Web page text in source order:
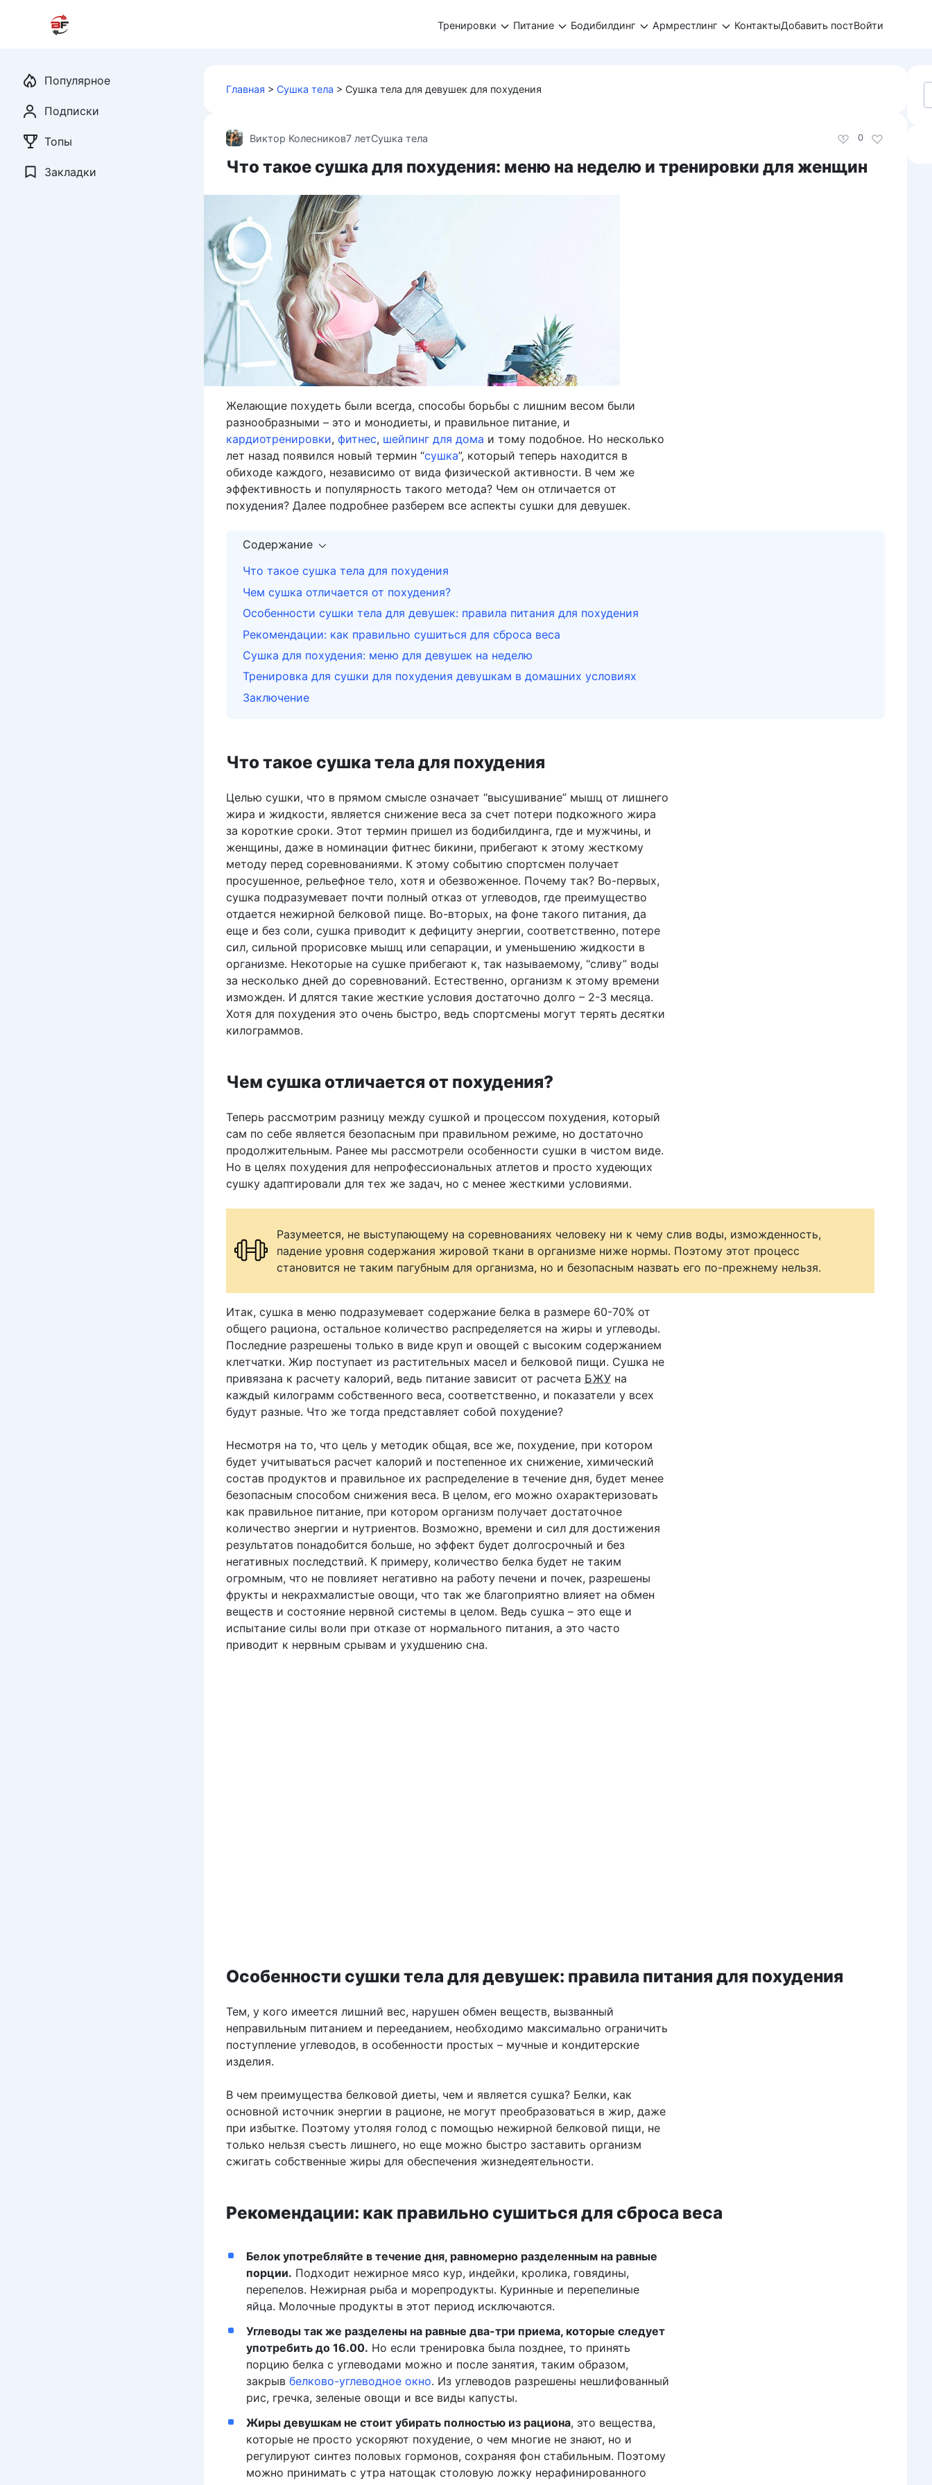
Тренировки Питание Бодибилдинг Армрестлинг КонтактыДобавить постВойти
Главная > Сушка тела > Сушка тела для девушек для похудения
0
Виктор Колесников7 летСушка тела
Что такое сушка для похудения: меню на неделю и тренировки для женщин
Желающие похудеть были всегда, способы борьбы с лишним весом были
разнообразными – это и монодиеты, и правильное питание, и
кардиотренировки, фитнес, шейпинг для дома и тому подобное. Но несколько
лет назад появился новый термин “сушка”, который теперь находится в
обиходе каждого, независимо от вида физической активности. В чем же
эффективность и популярность такого метода? Чем он отличается от
похудения? Далее подробнее разберем все аспекты сушки для девушек.
Содержание
Что такое сушка тела для похудения
Чем сушка отличается от похудения?
Особенности сушки тела для девушек: правила питания для похудения
Рекомендации: как правильно сушиться для сброса веса
Сушка для похудения: меню для девушек на неделю
Тренировка для сушки для похудения девушкам в домашних условиях
Заключение
Что такое сушка тела для похудения
Целью сушки, что в прямом смысле означает “высушивание” мышц от лишнего
жира и жидкости, является снижение веса за счет потери подкожного жира
за короткие сроки. Этот термин пришел из бодибилдинга, где и мужчины, и
женщины, даже в номинации фитнес бикини, прибегают к этому жесткому
методу перед соревнованиями. К этому событию спортсмен получает
просушенное, рельефное тело, хотя и обезвоженное. Почему так? Во-первых,
сушка подразумевает почти полный отказ от углеводов, где преимущество
отдается нежирной белковой пище. Во-вторых, на фоне такого питания, да
еще и без соли, сушка приводит к дефициту энергии, соответственно, потере
сил, сильной прорисовке мышц или сепарации, и уменьшению жидкости в
организме. Некоторые на сушке прибегают к, так называемому, “сливу” воды
за несколько дней до соревнований. Естественно, организм к этому времени
изможден. И длятся такие жесткие условия достаточно долго – 2-3 месяца.
Хотя для похудения это очень быстро, ведь спортсмены могут терять десятки
килограммов.
Чем сушка отличается от похудения?
Теперь рассмотрим разницу между сушкой и процессом похудения, который
сам по себе является безопасным при правильном режиме, но достаточно
продолжительным. Ранее мы рассмотрели особенности сушки в чистом виде.
Но в целях похудения для непрофессиональных атлетов и просто худеющих
сушку адаптировали для тех же задач, но с менее жесткими условиями.
Разумеется, не выступающему на соревнованиях человеку ни к чему слив воды, изможденность,
падение уровня содержания жировой ткани в организме ниже нормы. Поэтому этот процесс
становится не таким пагубным для организма, но и безопасным назвать его по-прежнему нельзя.
Итак, сушка в меню подразумевает содержание белка в размере 60-70% от
общего рациона, остальное количество распределяется на жиры и углеводы.
Последние разрешены только в виде круп и овощей с высоким содержанием
клетчатки. Жир поступает из растительных масел и белковой пищи. Сушка не
привязана к расчету калорий, ведь питание зависит от расчета БЖУна
каждый килограмм собственного веса, соответственно, и показатели у всех
будут разные. Что же тогда представляет собой похудение?
Несмотря на то, что цель у методик общая, все же, похудение, при котором
будет учитываться расчет калорий и постепенное их снижение, химический
состав продуктов и правильное их распределение в течение дня, будет менее
безопасным способом снижения веса. В целом, его можно охарактеризовать
как правильное питание, при котором организм получает достаточное
количество энергии и нутриентов. Возможно, времени и сил для достижения
результатов понадобится больше, но эффект будет долгосрочный и без
негативных последствий. К примеру, количество белка будет не таким
огромным, что не повлияет негативно на работу печени и почек, разрешены
фрукты и некрахмалистые овощи, что так же благоприятно влияет на обмен
веществ и состояние нервной системы в целом. Ведь сушка – это еще и
испытание силы воли при отказе от нормального питания, а это часто
приводит к нервным срывам и ухудшению сна.
Особенности сушки тела для девушек: правила питания для похудения
Тем, у кого имеется лишний вес, нарушен обмен веществ, вызванный
неправильным питанием и перееданием, необходимо максимально ограничить
поступление углеводов, в особенности простых – мучные и кондитерские
изделия.
В чем преимущества белковой диеты, чем и является сушка? Белки, как
основной источник энергии в рационе, не могут преобразоваться в жир, даже
при избытке. Поэтому утоляя голод с помощью нежирной белковой пищи, не
только нельзя съесть лишнего, но еще можно быстро заставить организм
сжигать собственные жиры для обеспечения жизнедеятельности.
Рекомендации: как правильно сушиться для сброса веса
Белок употребляйте в течение дня, равномерно разделенным на равные
порции. Подходит нежирное мясо кур, индейки, кролика, говядины,
перепелов. Нежирная рыба и морепродукты. Куринные и перепелиные
яйца. Молочные продукты в этот период исключаются.
Углеводы так же разделены на равные два-три приема, которые следует
употребить до 16.00. Но если тренировка была позднее, то принять
порцию белка с углеводами можно и после занятия, таким образом,
закрыв белково-углеводное окно. Из углеводов разрешены нешлифованный
рис, гречка, зеленые овощи и все виды капусты.
Жиры девушкам не стоит убирать полностью из рациона, это вещества,
которые не просто ускоряют похудение, о чем многие не знают, но и
регулируют синтез половых гормонов, сохраняя фон стабильным. Поэтому
можно принимать с утра натощак столовую ложку нерафинированного
Популярное
Подписки
Топы
Закладки